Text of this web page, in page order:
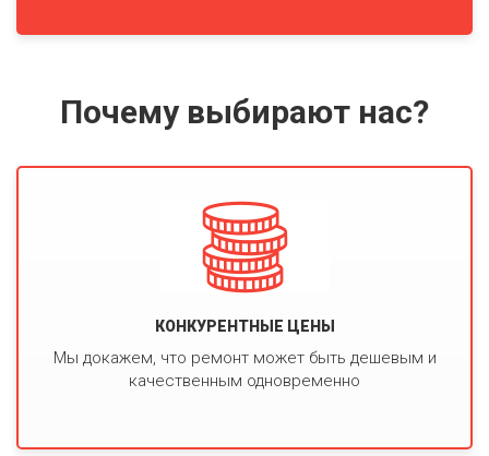
Почему выбирают нас?
КОНКУРЕНТНЫЕ ЦЕНЫ
Мы докажем, что ремонт может быть дешевым и
качественным одновременно